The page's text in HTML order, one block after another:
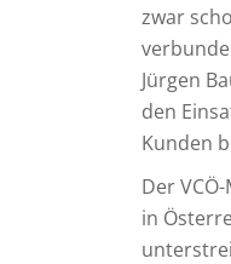
zwar
Jürgen
den
Kunden
Der
in